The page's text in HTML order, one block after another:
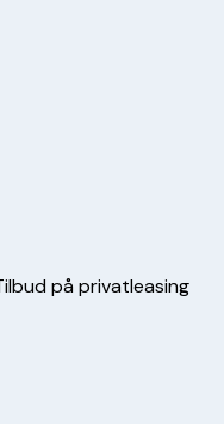
på privatleasing